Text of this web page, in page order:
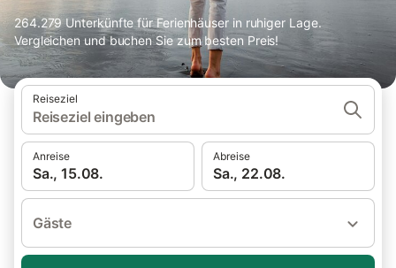
264.279 Unterkünfte für Ferienhäuser in ruhiger Lage.
Vergleichen und buchen Sie zum besten Preis!
Reiseziel
Reiseziel eingeben
Anreise
Sa., 15.08.
Abreise
Sa., 22.08.
Gäste